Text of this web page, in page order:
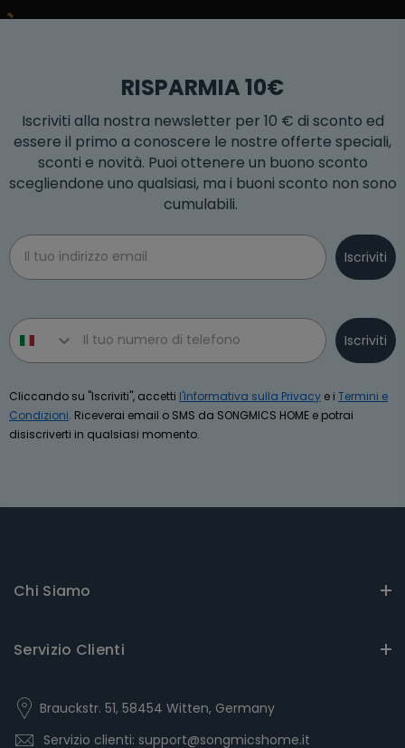
RISPARMIA 10€
Iscriviti alla nostra newsletter per 10 € di sconto ed
essere il primo a conoscere le nostre offerte speciali,
sconti e novità. Puoi ottenere un buono sconto
scegliendone uno qualsiasi, ma i buoni sconto non sono
cumulabili.
Email
Iscriviti
Phone number
Iscriviti
Cliccando su "Iscriviti", accetti l'Informativa sulla Privacy e i Termini e
Condizioni. Riceverai email o SMS da SONGMICS HOME e potrai
disiscriverti in qualsiasi momento.
Chi Siamo
Servizio Clienti
Brauckstr. 51, 58454 Witten, Germany
Servizio clienti: support@songmicshome.it